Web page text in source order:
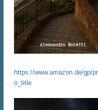
https://www.amazon.de/gp/
o_title